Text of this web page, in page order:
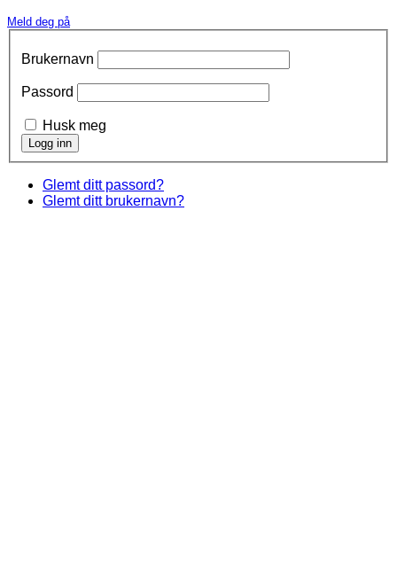
Meld deg på
Brukernavn
Passord
Husk meg
Glemt ditt passord?
Glemt ditt brukernavn?